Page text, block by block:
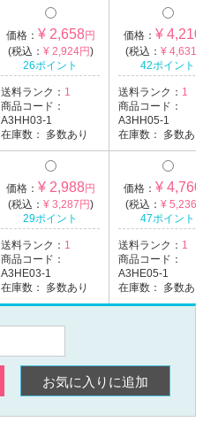
価格： ¥ 2,658円
(税込： ¥ 2,924円)
26ポイント
送料ランク： 1
商品コード：
A3HH03-1
在庫数： 多数あり
価格： ¥ 4,210
(税込： ¥ 4,631
42ポイント
送料ランク： 1
商品コード：
A3HH05-1
在庫数： 多数あ
価格： ¥ 2,988円
(税込： ¥ 3,287円)
29ポイント
送料ランク： 1
商品コード：
A3HE03-1
在庫数： 多数あり
価格： ¥ 4,760
(税込： ¥ 5,236
47ポイント
送料ランク： 1
商品コード：
A3HE05-1
在庫数： 多数あ
お気に入りに追加